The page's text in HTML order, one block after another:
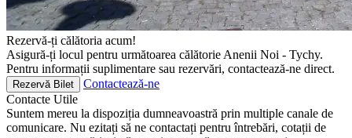
Rezervă-ți călătoria acum!
Asigură-ți locul pentru următoarea călătorie Anenii Noi - Tychy.
Pentru informații suplimentare sau rezervări, contactează-ne direct.
Rezervă Bilet
Contactează-ne
Contacte Utile
Suntem mereu la dispoziția dumneavoastră prin multiple canale de
comunicare. Nu ezitați să ne contactați pentru întrebări, cotații de